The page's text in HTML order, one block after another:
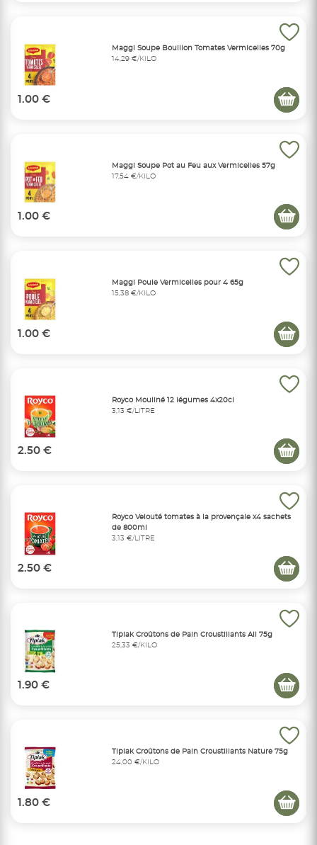
Maggi Soupe Bouillon Tomates Vermicelles 70g
14,29 €/KILO
1.00 €
Maggi Soupe Pot au Feu aux Vermicelles 57g
17,54 €/KILO
1.00 €
Maggi Poule Vermicelles pour 4 65g
15,38 €/KILO
1.00 €
Royco Mouliné 12 légumes 4x20cl
3,13 €/LITRE
2.50 €
Royco Velouté tomates à la provençale x4 sachets
de 800ml
3,13 €/LITRE
2.50 €
Tipiak Croûtons de Pain Croustillants Ail 75g
25,33 €/KILO
1.90 €
Tipiak Croûtons de Pain Croustillants Nature 75g
24,00 €/KILO
1.80 €